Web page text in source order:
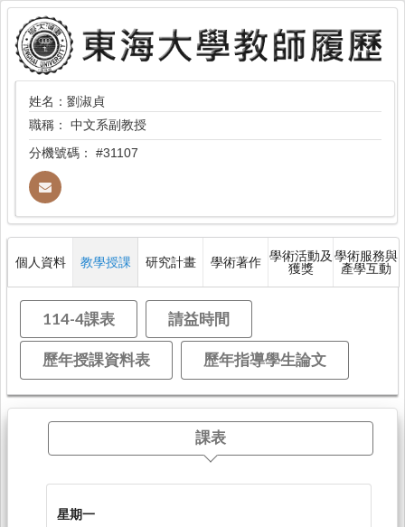
姓名：劉淑貞
職稱： 中文系副教授
分機號碼： #31107
個人資料 教學授課 研究計畫 學術著作 學術活動及
獲獎
學術服務與
產學互動
114-4課表 請益時間
歷年授課資料表 歷年指導學生論文
課表
星期一